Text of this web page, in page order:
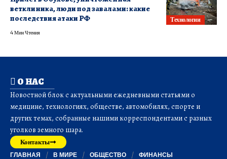
Технологии
ветклиника, люди под завалами: какие
последствия атаки РФ
4 Мин Чтения
О НАС
Новостной блок с актуальными ежедневными статьями о
медицине, технологиях, обществе, автомобилях, спорте и
других темах, собранные нашими корреспондентами с разных
уголков земного шара.
Контакты
ГЛАВНАЯ В МИРЕ ОБЩЕСТВО
ФИНАНСЫ